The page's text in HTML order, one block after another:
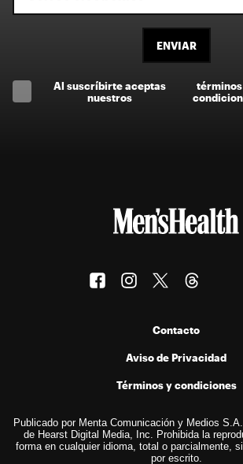
ENVIAR
Al suscríbirte aceptas
nuestros
Contacto
Aviso de Privacidad
Términos y condiciones
Publicado por Menta Comunicación y Medios
de Hearst Digital Media, Inc. Prohibida la
forma en cualquier idioma, total o parcialmente,
por escrito.